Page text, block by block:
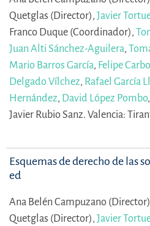
Quetglas (Director), Javier
Franco Duque (Coordinador),
Juan Alti Sánchez-Aguilera,
Mario Barros García, Felipe
Delgado Vílchez, Rafael García
Hernández, David López Pombo,
Javier Rubio Sanz. Valencia:
Esquemas de derecho de las
ed
Ana Belén Campuzano
Quetglas (Director), Javier